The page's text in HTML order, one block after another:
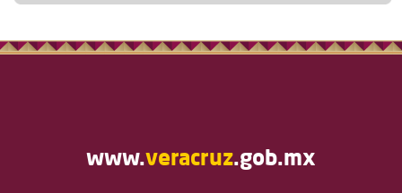
www.veracruz.gob.mx